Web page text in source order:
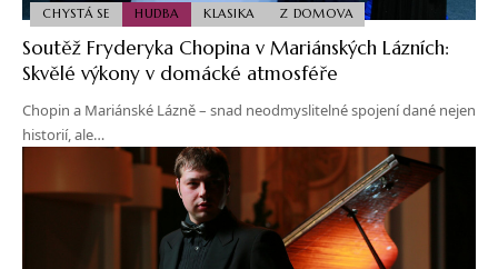
CHYSTÁ SE HUDBA KLASIKA Z DOMOVA
Soutěž Fryderyka Chopina v Mariánských Lázních:
Skvělé výkony v domácké atmosféře
Chopin a Mariánské Lázně – snad neodmyslitelné spojení dané nejen
historií, ale…